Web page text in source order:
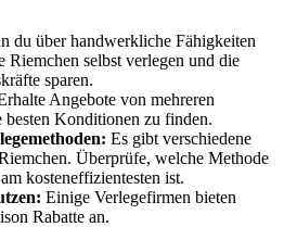
du über handwerkliche Fähigkeiten
Riemchen selbst verlegen und die
sparen.
Angebote von mehreren
besten Konditionen zu finden.
Es gibt verschiedene
Überprüfe, welche Methode
kosteneffizientesten ist.
Einige Verlegefirmen bieten
Rabatte an.